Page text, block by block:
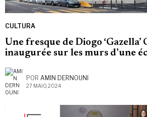
CULTURA
Une fresque de Diogo
inaugurée sur les murs d’une
POR AMIN DERNOUNI
27 MAIO, 2024